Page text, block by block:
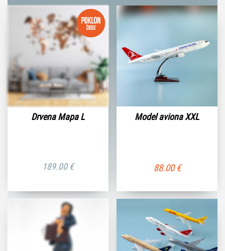
Drvena Mapa L
189.00 €
Model aviona XXL
88.00€